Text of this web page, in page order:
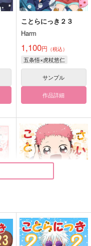
ことらにっき２３
Harm
1,100円 （税込）
五条悟×虎杖悠仁
サンプル
作品詳細
さいろく ことらにっ
き